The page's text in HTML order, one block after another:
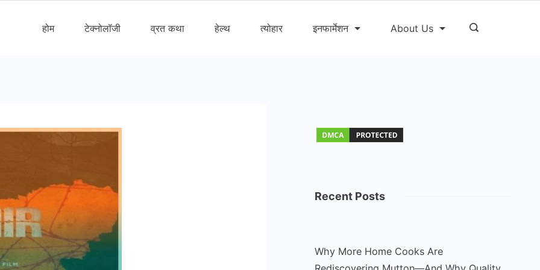
होम टेक्नोलॉजी व्रत कथा हेल्थ त्योहार इनफार्मेशन About Us
Recent Posts
Why More Home Cooks Are